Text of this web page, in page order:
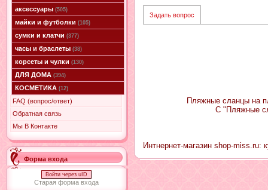
аксессуары (505)
майки и футболки (105)
сумки и клатчи (377)
часы и браслеты (38)
корсеты и чулки (130)
ДЛЯ ДОМА (394)
КОСМЕТИКА (12)
FAQ (вопрос/ответ)
Обратная связь
Мы В Контакте
Форма входа
Войти через uID
Старая форма входа
Задать вопрос
Пляжные сланцы на
С "Пляжные
Интнернет-магазин shop-miss.ru: